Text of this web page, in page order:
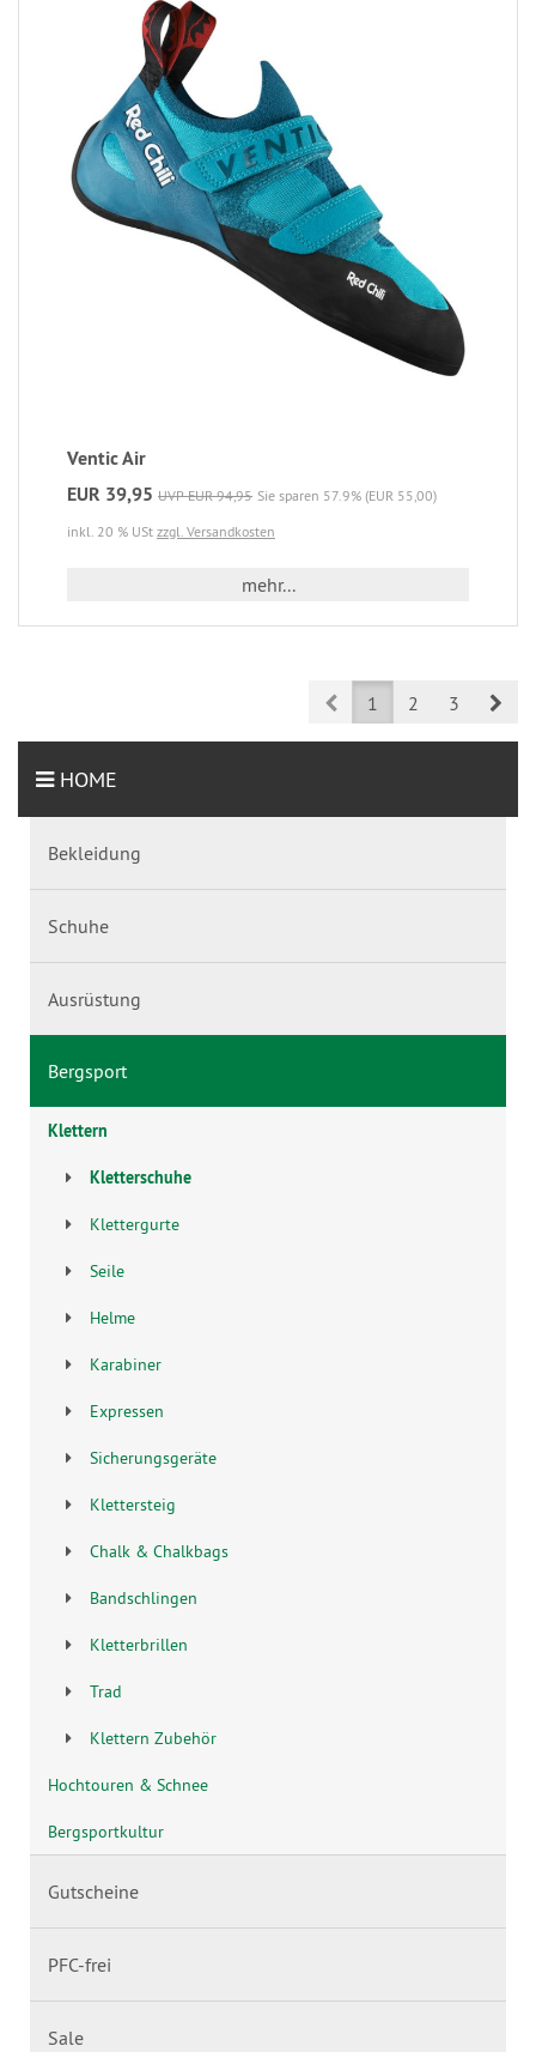
Ventic Air
EUR 39,95 UVP EUR 94,95 Sie sparen 57.9% (EUR 55,00)
inkl. 20 % USt zzgl. Versandkosten
mehr...
Prev1 2 3
HOME
Bekleidung
Schuhe
Ausrüstung
Bergsport
Klettern
Kletterschuhe
Klettergurte
Seile
Helme
Karabiner
Expressen
Sicherungsgeräte
Klettersteig
Chalk & Chalkbags
Bandschlingen
Kletterbrillen
Trad
Klettern Zubehör
Hochtouren & Schnee
Bergsportkultur
Gutscheine
PFC-frei
Sale